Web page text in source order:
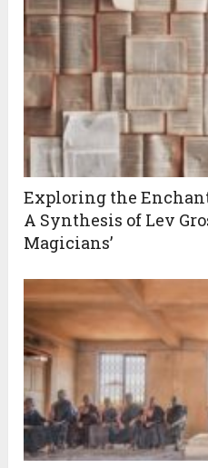
Exploring the
A Synthesis of Lev
Magicians’